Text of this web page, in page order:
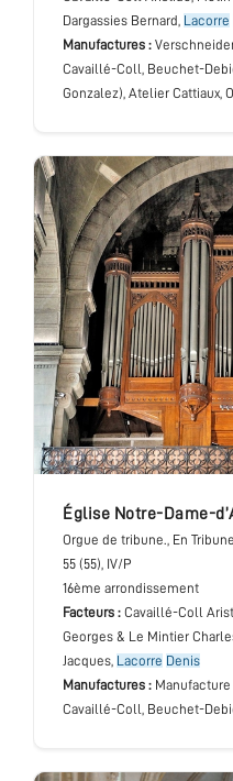
Dargassies Bernard,
Lacorre
Manufactures :
Cavaillé-Coll, Beuchet-
Gonzalez), Atelier Cattiaux,
église Notre-Dame-
Orgue de tribune., En
55 (55), IV/P
16ème arrondissement
Facteurs : Cavaillé-Coll
Georges & Le Mintier
Jacques,
Lacorre Denis
Manufactures :
Cavaillé-Coll, Beuchet-